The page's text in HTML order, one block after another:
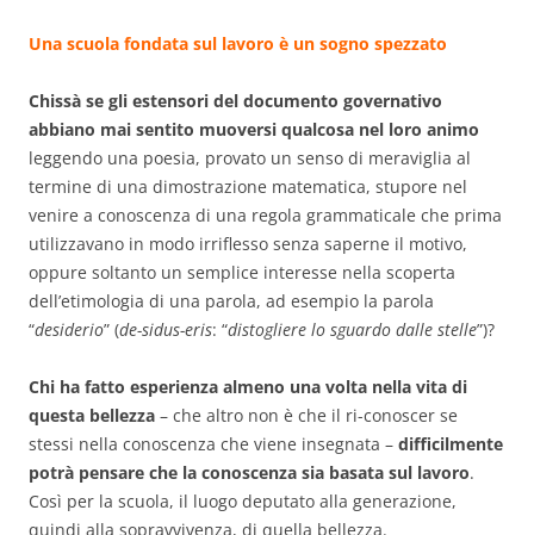
Una scuola fondata sul lavoro è un sogno spezzato
Chissà se gli estensori del documento governativo
abbiano mai sentito muoversi qualcosa nel loro animo
leggendo una poesia, provato un senso di meraviglia al
termine di una dimostrazione matematica, stupore nel
venire a conoscenza di una regola grammaticale che prima
utilizzavano in modo irriflesso senza saperne il motivo,
oppure soltanto un semplice interesse nella scoperta
dell’etimologia di una parola, ad esempio la parola
“desiderio” (de-sidus-eris: “distogliere lo sguardo dalle stelle”)?
Chi ha fatto esperienza almeno una volta nella vita di
questa bellezza – che altro non è che il ri-conoscer se
stessi nella conoscenza che viene insegnata – difficilmente
potrà pensare che la conoscenza sia basata sul lavoro.
Così per la scuola, il luogo deputato alla generazione,
quindi alla sopravvivenza, di quella bellezza.